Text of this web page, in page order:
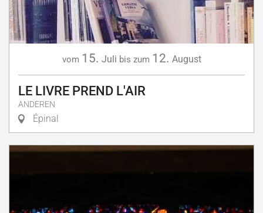
vom 15. Juli bis zum 12. August
LE LIVRE PREND L'AIR
ANDEREN
Épinal